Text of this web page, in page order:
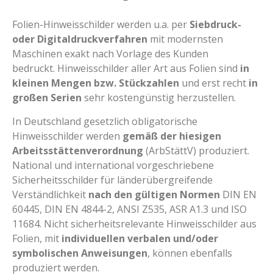
Folien-Hinweisschilder werden u.a. per Siebdruck-
oder Digitaldruckverfahren mit modernsten
Maschinen exakt nach Vorlage des Kunden
bedruckt. Hinweisschilder aller Art aus Folien sind in
kleinen Mengen bzw. Stückzahlen und erst recht in
großen Serien sehr kostengünstig herzustellen.
In Deutschland gesetzlich obligatorische
Hinweisschilder werden gemäß der hiesigen
Arbeitsstättenverordnung (ArbStättV) produziert.
National und international vorgeschriebene
Sicherheitsschilder für länderübergreifende
Verständlichkeit nach den gültigen Normen DIN EN
60445, DIN EN 4844-2, ANSI Z535, ASR A1.3 und ISO
11684. Nicht sicherheitsrelevante Hinweisschilder aus
Folien, mit individuellen verbalen und/oder
symbolischen Anweisungen, können ebenfalls
produziert werden.